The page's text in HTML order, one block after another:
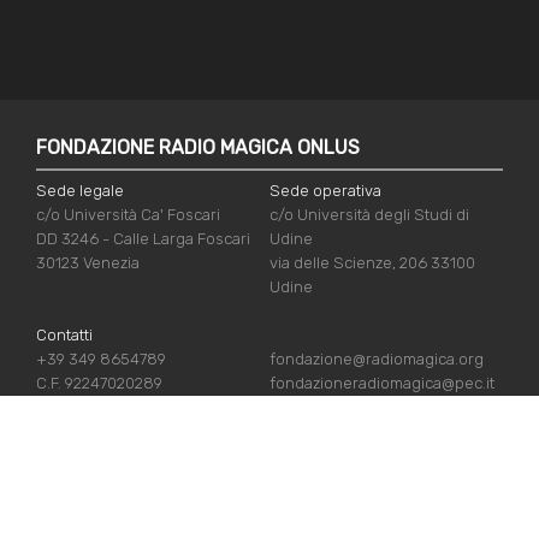
FONDAZIONE RADIO MAGICA ONLUS
Sede legale
c/o Università Ca' Foscari
DD 3246 - Calle Larga Foscari
30123 Venezia
Sede operativa
c/o Università degli Studi di
Udine
via delle Scienze, 206 33100
Udine
Contatti
+39 349 8654789
C.F. 92247020289
fondazione@radiomagica.org
fondazioneradiomagica@pec.it